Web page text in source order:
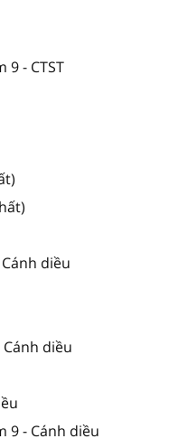
- CTST
diều
diều
9 - Cánh diều